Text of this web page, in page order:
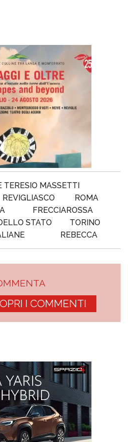
TERESIO MASSETTI
REVIGLIASCO
ROMA
FRECCIAROSSA
STATO
TORINO
REBECCA
I COMMENTI